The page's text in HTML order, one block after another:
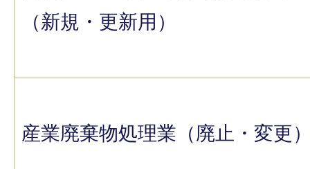
（新規・更新用）
産業廃棄物処理業（廃止・変更